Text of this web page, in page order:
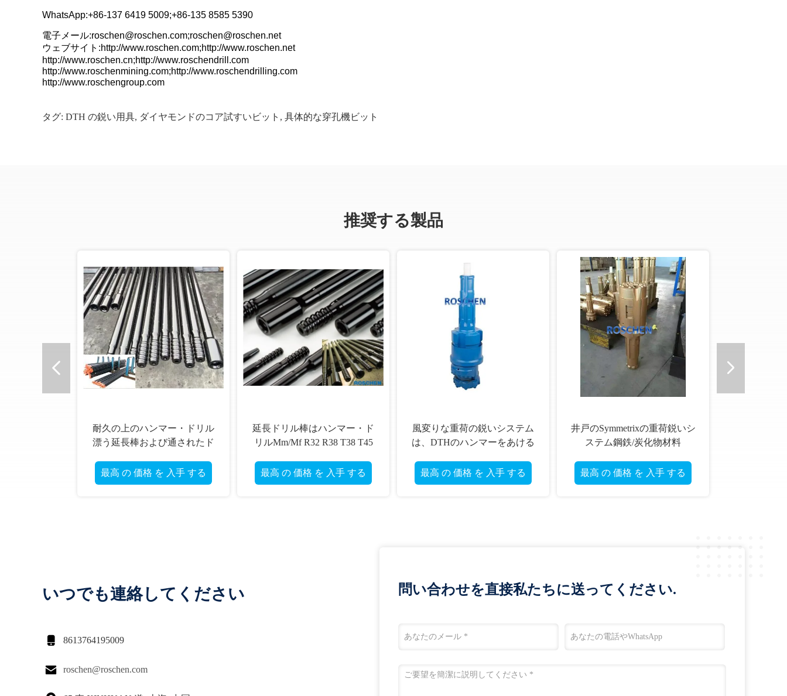
WhatsApp:+86-137 6419 5009;+86-135 8585 5390
電子メール:roschen@roschen.com;roschen@roschen.net
ウェブサイト:http://www.roschen.com;http://www.roschen.net
http://www.roschen.cn;http://www.roschendrill.com
http://www.roschenmining.com;http://www.roschendrilling.com
http://www.roschengroup.com
タグ: DTH の鋭い用具, ダイヤモンドのコア試すいビット , 具体的な穿孔機ビット
推奨する製品
R32 地下鉱山のトンネルを掘
る弾道ボタンの穴あけ工具の
最高 の 価格 を 入手 する
鍛造材の送風穴は
R32/R38/T38/T45/T51 糸が付い
最高 の 価格 を 入手 する
石訓練を切り出すための
Hexahedral 空の合金鋼鉄必要
最高 の 価格 を 入手 する
11度によって先を細くされる
石のドリル棒の地下の採鉱産
最高 の 価格 を 入手 する
いつでも連絡してください
 8613764195009
 roschen@roschen.com
問い合わせを直接私たちに送ってください.